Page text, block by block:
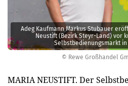
© Rewe Großhandel
Adeg Kaufmann Markus Stubauer
Neustift (Bezirk Steyr-Land) vor
Selbstbedienungsmarkt
MARIA NEUSTIFT. Der